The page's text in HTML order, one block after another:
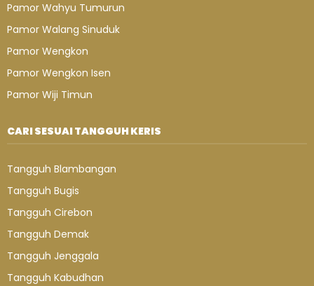
Pamor Wahyu Tumurun
Pamor Walang Sinuduk
Pamor Wengkon
Pamor Wengkon Isen
Pamor Wiji Timun
CARI SESUAI TANGGUH KERIS
Tangguh Blambangan
Tangguh Bugis
Tangguh Cirebon
Tangguh Demak
Tangguh Jenggala
Tangguh Kabudhan